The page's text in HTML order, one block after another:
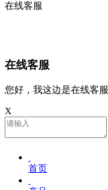
在线客服
在线客服
您好，我这边是在线客服
X
首页